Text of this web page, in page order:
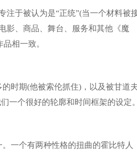
于被认为是“正统”(当一个材料被
影、商品、舞台、服务和其他《魔
相一致。
时期(他被索伦抓住)，以及被甘道
一个很好的轮廓和时间框架的设定
一个有两种性格的扭曲的霍比特人